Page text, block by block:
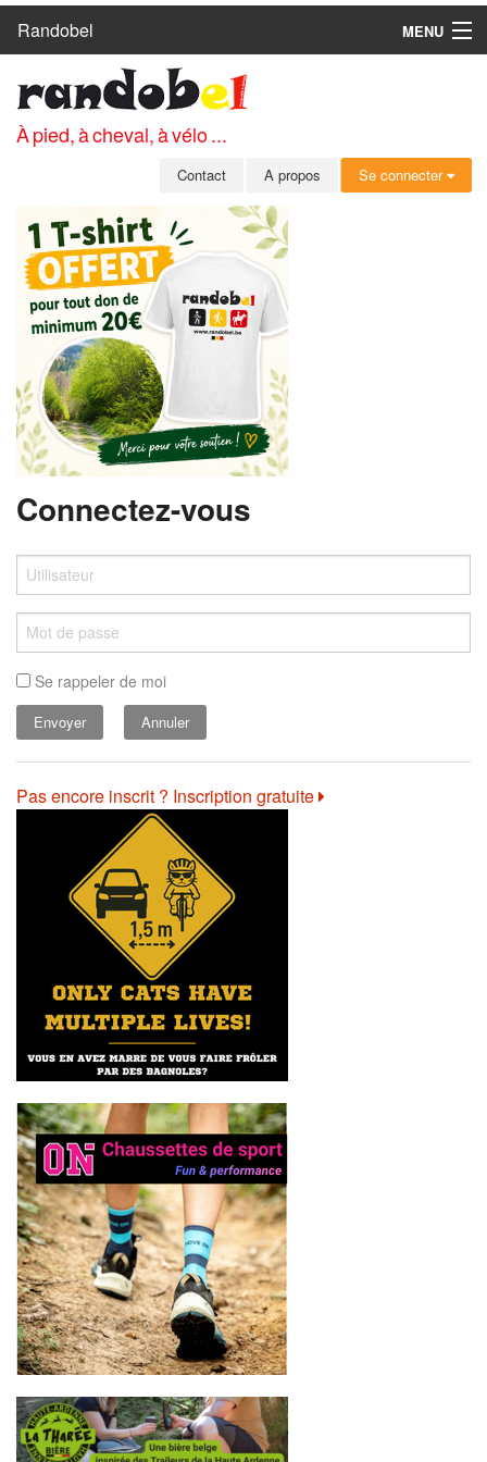
Randobel
MENU
CIRCUITS
CLUBS
MEMBRES
SE CONNECTER
INSCRIPTION GRATUITE
MOT DE PASSE OUBLIÉ
À pied, à cheval, à vélo ...
Contact A propos Se connecter
Connectez-vous
Se rappeler de moi
Annuler
Pas encore inscrit ? Inscription gratuite